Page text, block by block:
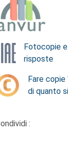
Fotocopie
risposte
Fare copie
di quanto
: